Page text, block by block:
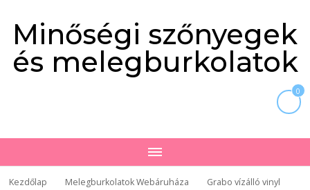
Minőségi szőnyegek
és melegburkolatok
0
Kezdőlap Melegburkolatok Webáruháza
Grabo vízálló vinyl